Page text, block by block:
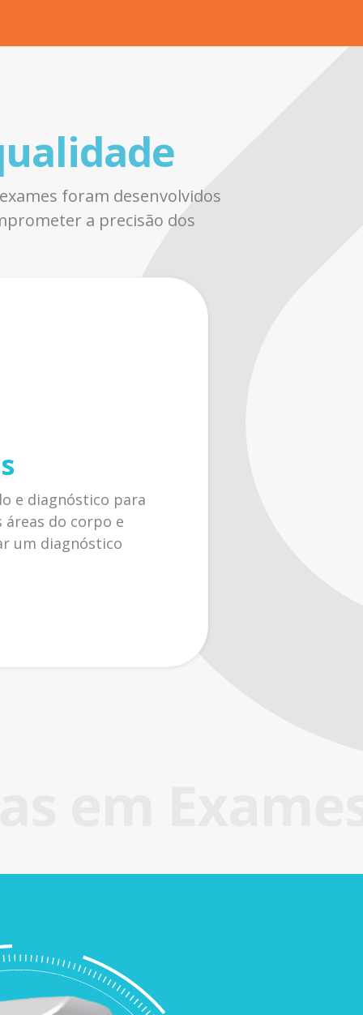
foram desenvolvidos
a precisão dos
e diagnóstico para
áreas do corpo e
um diagnóstico